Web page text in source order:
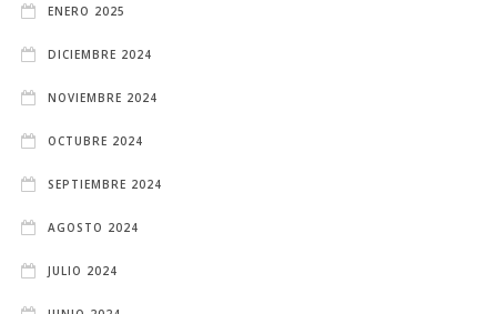
ENERO 2025
DICIEMBRE 2024
NOVIEMBRE 2024
OCTUBRE 2024
SEPTIEMBRE 2024
AGOSTO 2024
JULIO 2024